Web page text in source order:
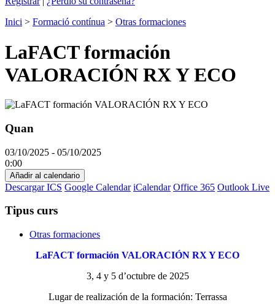
Inici > Formació contínua > Otras formaciones
LaFACT formación
VALORACIÓN RX Y ECO
Quan
03/10/2025 - 05/10/2025
0:00
Añadir al calendario
Descargar ICS Google Calendar iCalendar Office 365 Outlook Live
Tipus curs
Otras formaciones
LaFACT formación VALORACIÓN RX Y ECO
3, 4 y 5 d’octubre de 2025
Lugar de realización de la formación: Terrassa